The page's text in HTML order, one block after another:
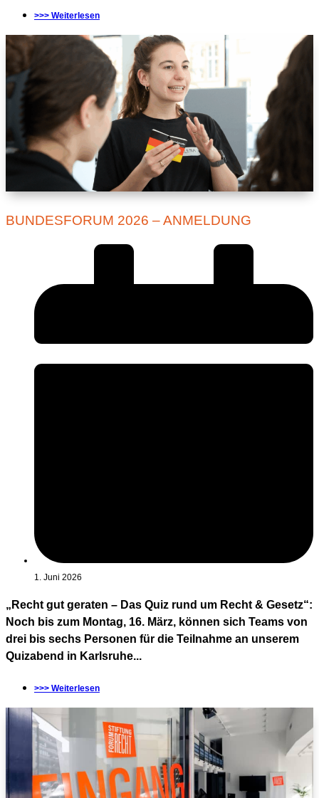
>>> Weiterlesen
BUNDESFORUM 2026 – ANMELDUNG
1. Juni 2026
„Recht gut geraten – Das Quiz rund um Recht & Gesetz“:
Noch bis zum Montag, 16. März, können sich Teams von
drei bis sechs Personen für die Teilnahme an unserem
Quizabend in Karlsruhe...
>>> Weiterlesen